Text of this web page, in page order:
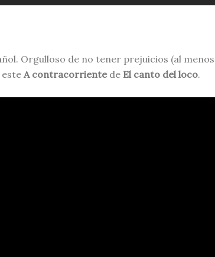
Orgulloso de no tener prejuicios (al menos
este A contracorrientede El canto del loco.